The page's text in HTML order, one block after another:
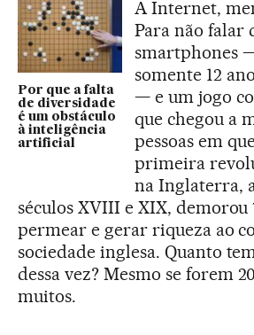
Por que a falta
de diversidade
é um obstáculo
à inteligência
artificial
A Internet,
Para não falar
smartphones
somente 12
— e um jogo
que chegou a
pessoas em
primeira
na Inglaterra,
séculos XVIII e XIX, demorou
permear e gerar riqueza ao
sociedade inglesa. Quanto
dessa vez? Mesmo se forem
muitos.